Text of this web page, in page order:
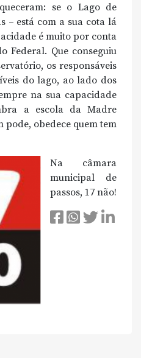
se o Lago de
– está com a sua cota lá
é muito por conta
Federal. Que conseguiu
os responsáveis
do lago, ao lado dos
na sua capacidade
a escola da Madre
pode, obedece quem tem
Na câmara
municipal de
passos, 17 não!